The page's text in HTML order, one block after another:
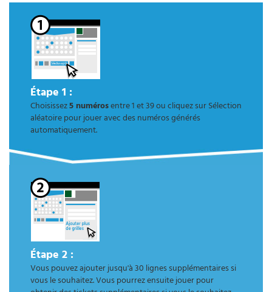
Étape 1 :
Choisissez5 numérosentre 1 et 39 ou cliquez sur Sélection
aléatoire pour jouer avec des numéros générés
automatiquement.
Étape 2 :
Vous pouvez ajouter jusqu'à 30 lignes supplémentaires si
vous le souhaitez. Vous pourrez ensuite jouer pour